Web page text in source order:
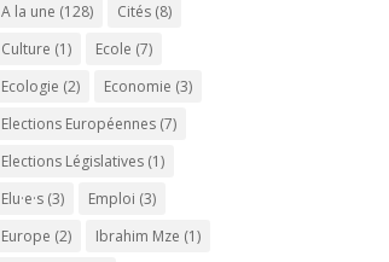
A la une (128) Cités (8)
Culture (1) Ecole (7)
Ecologie (2) Economie (3)
Elections Européennes (7)
Elections Législatives (1)
Elu·e·s (3) Emploi (3)
Europe (2) Ibrahim Mze (1)